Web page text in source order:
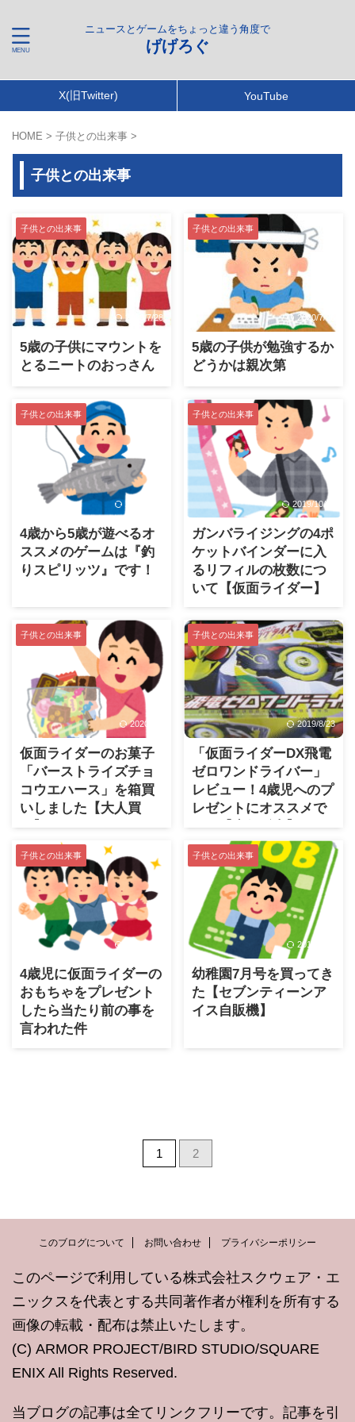
ニュースとゲームをちょっと違う角度で
げげろぐ
X(旧Twitter) YouTube
HOME > 子供との出来事 >
子供との出来事
子供との出来事
2020/7/28
5歳の子供にマウントを
とるニートのおっさん
子供との出来事
2020/7/26
5歳の子供が勉強するか
どうかは親次第
子供との出来事
4歳から5歳が遊べるオ
ススメのゲームは『釣
りスピリッツ』です！
子供との出来事
2019/10/20
ガンバライジングの4ポ
ケットバインダーに入
るリフィルの枚数につ
いて【仮面ライダー】
子供との出来事
2020/8/5
仮面ライダーのお菓子
「バーストライズチョ
コウエハース」を箱買
いしました【大人買
い】
子供との出来事
2019/8/23
「仮面ライダーDX飛電
ゼロワンドライバー」
レビュー！4歳児へのプ
レゼントにオススメで
す！【先行販売】
子供との出来事
2019/10/1
4歳児に仮面ライダーの
おもちゃをプレゼント
したら当たり前の事を
言われた件
子供との出来事
2019/8/23
幼稚園7月号を買ってき
た【セブンティーンア
イス自販機】
1 2
このブログについて お問い合わせ プライバシーポリシー
このページで利用している株式会社スクウェア・エ
ニックスを代表とする共同著作者が権利を所有する
画像の転載・配布は禁止いたします。
(C) ARMOR PROJECT/BIRD STUDIO/SQUARE
ENIX All Rights Reserved.
当ブログの記事は全てリンクフリーです。記事を引